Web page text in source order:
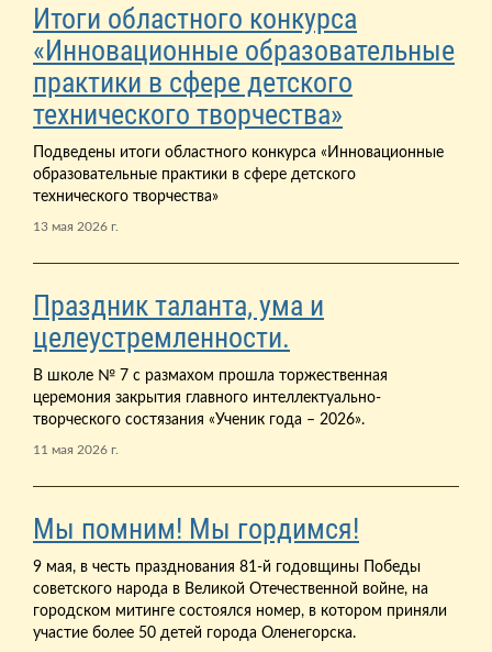
Итоги областного конкурса
«Инновационные образовательные
практики в сфере детского
технического творчества»
Подведены итоги областного конкурса «Инновационные
образовательные практики в сфере детского
технического творчества»
13 мая 2026 г.
Праздник таланта, ума и
целеустремленности.
В школе № 7 с размахом прошла торжественная
церемония закрытия главного интеллектуально-
творческого состязания «Ученик года – 2026».
11 мая 2026 г.
Мы помним! Мы гордимся!
9 мая, в честь празднования 81-й годовщины Победы
советского народа в Великой Отечественной войне, на
городском митинге состоялся номер, в котором приняли
участие более 50 детей города Оленегорска.